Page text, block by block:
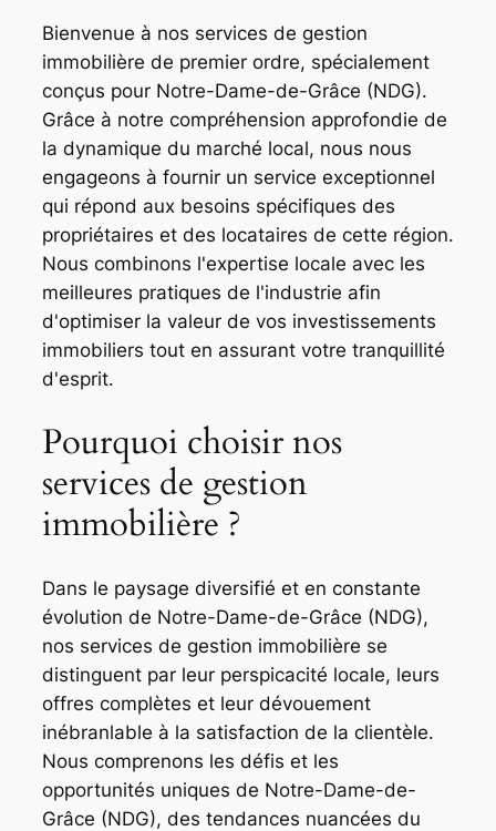
Bienvenue à nos services de gestion
immobilière de premier ordre, spécialement
conçus pour Notre-Dame-de-Grâce (NDG).
Grâce à notre compréhension approfondie de
la dynamique du marché local, nous nous
engageons à fournir un service exceptionnel
qui répond aux besoins spécifiques des
propriétaires et des locataires de cette région.
Nous combinons l'expertise locale avec les
meilleures pratiques de l'industrie afin
d'optimiser la valeur de vos investissements
immobiliers tout en assurant votre tranquillité
d'esprit.
Pourquoi choisir nos
services de gestion
immobilière ?
Dans le paysage diversifié et en constante
évolution de Notre-Dame-de-Grâce (NDG),
nos services de gestion immobilière se
distinguent par leur perspicacité locale, leurs
offres complètes et leur dévouement
inébranlable à la satisfaction de la clientèle.
Nous comprenons les défis et les
opportunités uniques de Notre-Dame-de-
Grâce (NDG), des tendances nuancées du